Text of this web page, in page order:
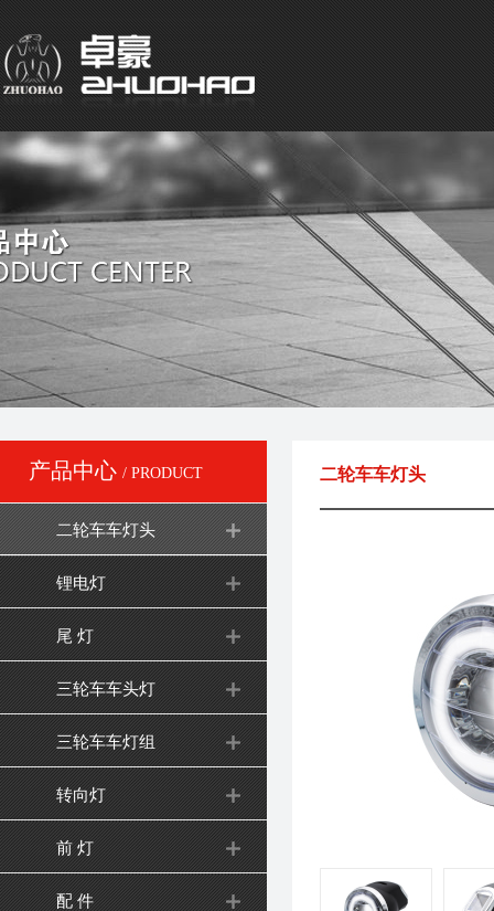
产品中心 / PRODUCT
二轮车车灯头
锂电灯
尾 灯
三轮车车头灯
三轮车车灯组
转向灯
前 灯
配 件
二轮车车灯头